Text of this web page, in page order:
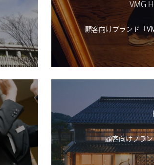
VMG
顧客向けブランド「
顧客向けブラン